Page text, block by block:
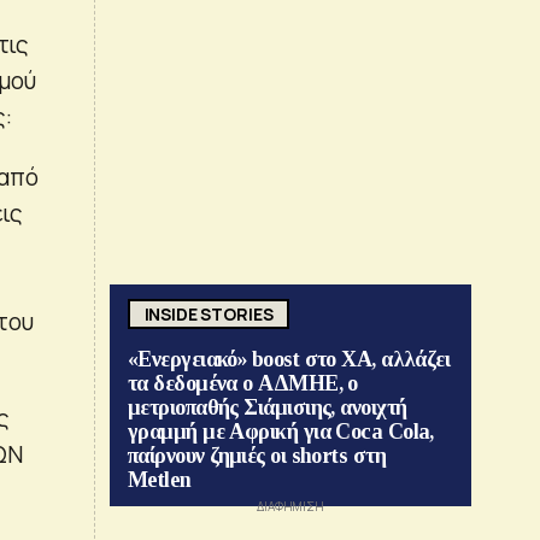
INSIDE STORIES
«Ενεργειακό» boost στο ΧΑ, αλλάζει
τα δεδομένα ο ΑΔΜΗΕ, ο
μετριοπαθής Σιάμισιης, ανοιχτή
γραμμή με Αφρική για Coca Cola,
παίρνουν ζημιές οι shorts στη
Metlen